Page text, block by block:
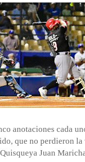
anotaciones cada
que no perdieron
Juan